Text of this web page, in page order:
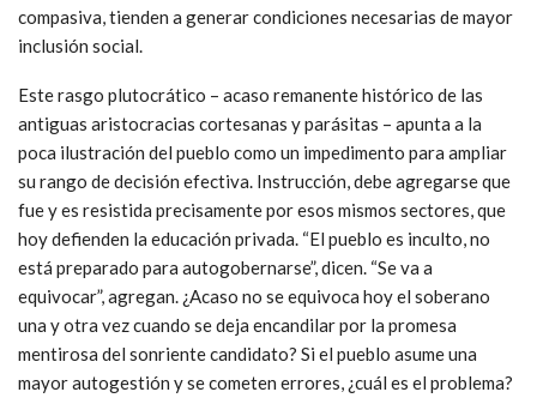
compasiva, tienden a generar condiciones necesarias de mayor
inclusión social.
Este rasgo plutocrático – acaso remanente histórico de las
antiguas aristocracias cortesanas y parásitas – apunta a la
poca ilustración del pueblo como un impedimento para ampliar
su rango de decisión efectiva. Instrucción, debe agregarse que
fue y es resistida precisamente por esos mismos sectores, que
hoy defienden la educación privada. “El pueblo es inculto, no
está preparado para autogobernarse”, dicen. “Se va a
equivocar”, agregan. ¿Acaso no se equivoca hoy el soberano
una y otra vez cuando se deja encandilar por la promesa
mentirosa del sonriente candidato? Si el pueblo asume una
mayor autogestión y se cometen errores, ¿cuál es el problema?